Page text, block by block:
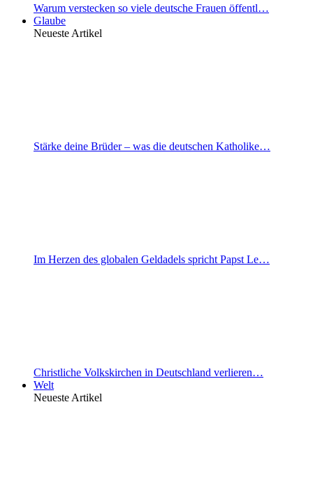
Warum verstecken so viele deutsche Frauen öffentl…
Glaube
Neueste Artikel
Stärke deine Brüder – was die deutschen Katholike…
Im Herzen des globalen Geldadels spricht Papst Le…
Christliche Volkskirchen in Deutschland verlieren…
Welt
Neueste Artikel